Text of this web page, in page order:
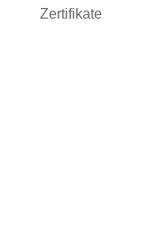
Zertifikate